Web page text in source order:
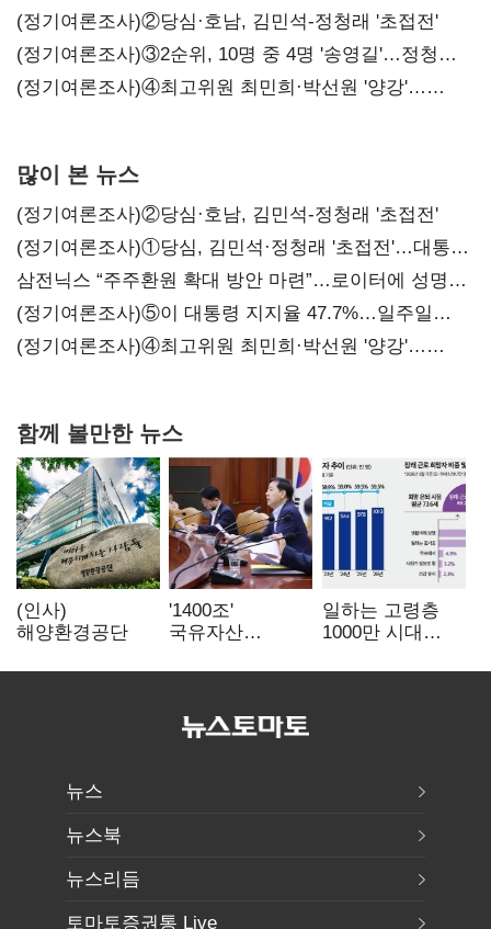
시사
(정기여론조사)②당심·호남, 김민석-정청래 '초접전'
(정기여론조사)③2순위, 10명 중 4명 '송영길'…정청래
'한 자릿수'
(정기여론조사)④최고위원 최민희·박선원 '양강'…
많이 본 뉴스
(정기여론조사)②당심·호남, 김민석-정청래 '초접전'
(정기여론조사)①당심, 김민석·정청래 '초접전'…대통령
지지도 '50% 아래로'(종합)
삼전닉스 “주주환원 확대 방안 마련”…로이터에 성명
보내
(정기여론조사)⑤이 대통령 지지율 47.7%…일주일
만에 다시 40%대
(정기여론조사)④최고위원 최민희·박선원 '양강'…
함께 볼만한 뉴스
(인사)
해양환경공단
'1400조'
국유자산
반도체 넘어
구조혁신
일하는 고령층
1000만 시대
희망"…'은퇴
뉴스
뉴스북
뉴스리듬
토마토증권통 Live